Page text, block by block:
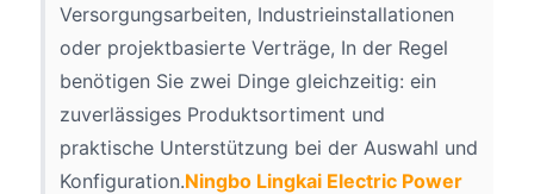
Versorgungsarbeiten, Industrieinstallationen
oder projektbasierte Verträge, In der Regel
benötigen Sie zwei Dinge gleichzeitig: ein
zuverlässiges Produktsortiment und
praktische Unterstützung bei der Auswahl und
Konfiguration.Ningbo Lingkai Electric Power